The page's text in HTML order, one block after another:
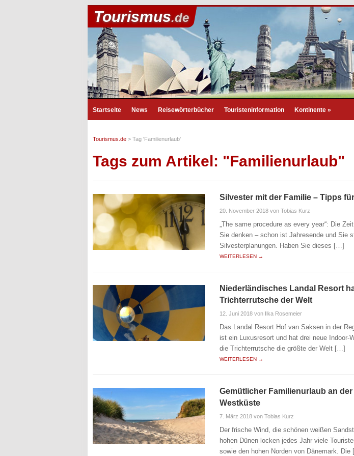
Tourismus.de
Startseite News Reisewörterbücher Touristeninformation Kontinente »
Tourismus.de > Tag 'Familienurlaub'
Tags zum Artikel: "Familienurlaub"
Silvester mit der Familie – Tipps
20. November 2018 von Tobias Kurz
„The same procedure as every year“: Die
Sie denken – schon ist Jahresende und Sie
Silvesterplanungen. Haben Sie dieses […]
WEITERLESEN →
Niederländisches Landal Resort
Trichterrutsche der Welt
12. Juni 2018 von Ilka Rosemeier
Das Landal Resort Hof van Saksen in der
ist ein Luxusresort und hat drei neue Indoor-
die Trichterrutsche die größte der Welt […]
WEITERLESEN →
Gemütlicher Familienurlaub an
Westküste
7. März 2018 von Tobias Kurz
Der frische Wind, die schönen weißen
hohen Dünen locken jedes Jahr viele
sowie den hohen Norden von Dänemark.